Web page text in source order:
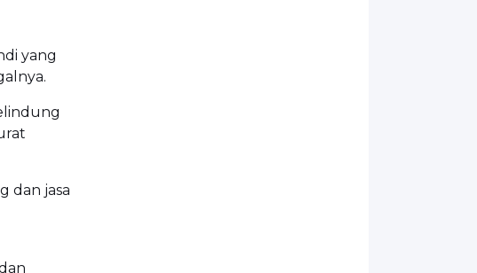
yang
dan jasa